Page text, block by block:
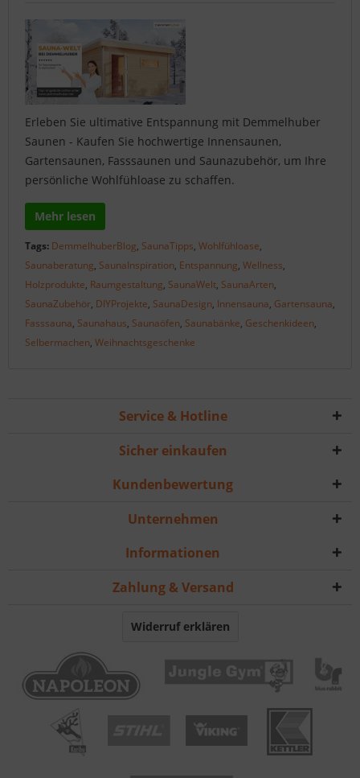
Erleben Sie ultimative Entspannung mit Demmelhuber
Saunen - Kaufen Sie hochwertige Innensaunen,
Gartensaunen, Fasssaunen und Saunazubehör, um Ihre
persönliche Wohlfühloase zu schaffen.
Mehr lesen
Tags: DemmelhuberBlog, SaunaTipps, Wohlfühloase,
Saunaberatung, SaunaInspiration, Entspannung, Wellness,
Holzprodukte, Raumgestaltung, SaunaWelt, SaunaArten,
SaunaZubehör, DIYProjekte, SaunaDesign, Innensauna, Gartensauna,
Fasssauna, Saunahaus, Saunaöfen, Saunabänke, Geschenkideen,
Selbermachen, Weihnachtsgeschenke
Service & Hotline
Sicher einkaufen
Kundenbewertung
Unternehmen
Informationen
Zahlung & Versand
Widerruf erklären